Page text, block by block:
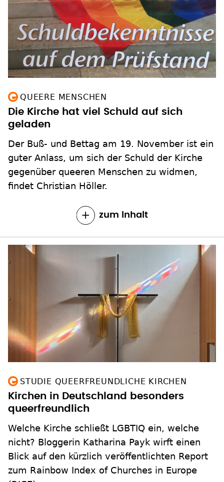
QUEERE MENSCHEN
Die Kirche hat viel Schuld auf sich
geladen
Der Buß- und Bettag am 19. November ist ein
guter Anlass, um sich der Schuld der Kirche
gegenüber queeren Menschen zu widmen,
findet Christian Höller.
zum Inhalt
STUDIE QUEERFREUNDLICHE KIRCHEN
Kirchen in Deutschland besonders
queerfreundlich
Welche Kirche schließt LGBTIQ ein, welche
nicht? Bloggerin Katharina Payk wirft einen
Blick auf den kürzlich veröffentlichten Report
zum Rainbow Index of Churches in Europe